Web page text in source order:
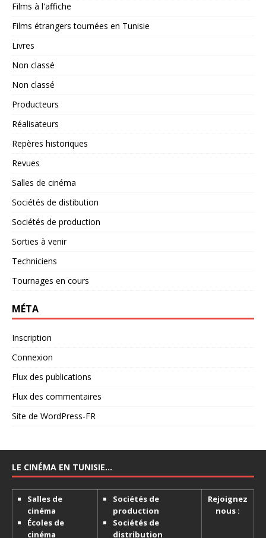
Films à l'affiche
Films étrangers tournées en Tunisie
Livres
Non classé
Non classé
Producteurs
Réalisateurs
Repères historiques
Revues
Salles de cinéma
Sociétés de distibution
Sociétés de production
Sorties à venir
Techniciens
Tournages en cours
MÉTA
Inscription
Connexion
Flux des publications
Flux des commentaires
Site de WordPress-FR
LE CINÉMA EN TUNISIE…
Salles de
cinéma
Écoles de
cinéma
Sociétés de
production
Sociétés de
distribution
Rejoignez
nous :